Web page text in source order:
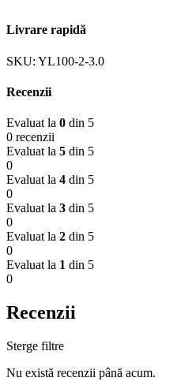
Livrare rapidă
SKU: YL100-2-3.0
Recenzii
Evaluat la 0 din 5
0 recenzii
Evaluat la 5 din 5
0
Evaluat la 4 din 5
0
Evaluat la 3 din 5
0
Evaluat la 2 din 5
0
Evaluat la 1 din 5
0
Recenzii
Sterge filtre
Nu există recenzii până acum.